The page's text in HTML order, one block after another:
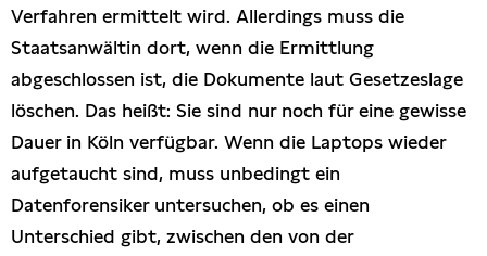
Verfahren ermittelt wird. Allerdings muss die
Staatsanwältin dort, wenn die Ermittlung
abgeschlossen ist, die Dokumente laut Gesetzeslage
löschen. Das heißt: Sie sind nur noch für eine gewisse
Dauer in Köln verfügbar. Wenn die Laptops wieder
aufgetaucht sind, muss unbedingt ein
Datenforensiker untersuchen, ob es einen
Unterschied gibt, zwischen den von der